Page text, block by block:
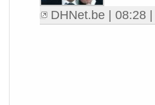
DHNet.be| 08:28 |